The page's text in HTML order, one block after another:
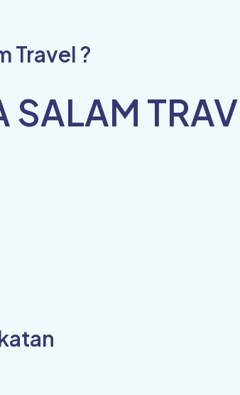
Travel ?